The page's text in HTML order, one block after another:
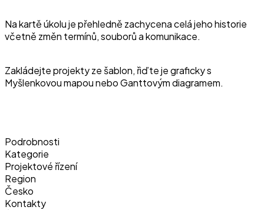
Na kartě úkolu je přehledně zachycena celá jeho historie
včetně změn termínů, souborů a komunikace.
Zakládejte projekty ze šablon, řiďte je graficky s
Myšlenkovou mapou nebo Ganttovým diagramem.
Podrobnosti
Kategorie
Projektové řízení
Region
Česko
Kontakty